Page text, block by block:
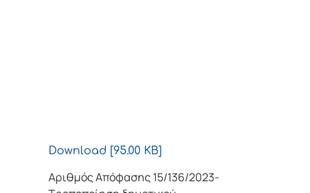
Download [95.00 KB]
Αριθμός Απόφασης 15/136/2023-